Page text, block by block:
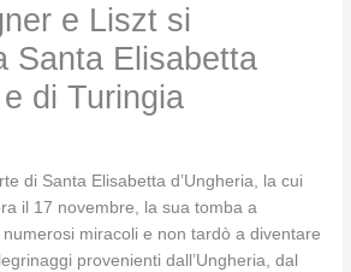
e Liszt si
Santa Elisabetta
e di Turingia
di Santa Elisabetta d’Ungheria, la cui
il 17 novembre, la sua tomba a
miracoli e non tardò a diventare
provenienti dall’Ungheria, dal